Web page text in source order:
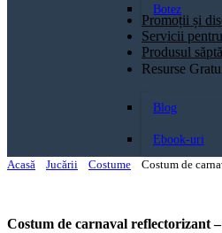
Botez
Promoții și
Servicii
Produsul
Resurse
Blog
Ebook-uri
Acasă
Jucării Costume Costum de
Costum de carnaval reflectorizant